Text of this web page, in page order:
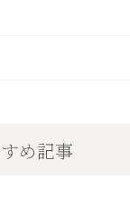
め記事